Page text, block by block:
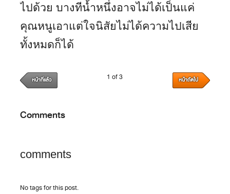
ไปด้วย บางทีน้ำหนึ่งอาจไม่ได้เป็นแค่
คุณหนูเอาแต่ใจนิสัยไม่ได้ความไปเสีย
ทั้งหมดก็ได้
หน้าที่แล้ว 1 of 3 หน้าถัดไป
Comments
comments
No tags for this post.